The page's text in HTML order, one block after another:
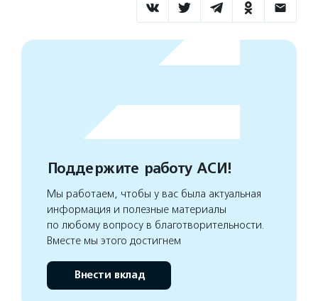
Поддержите работу АСИ!
Мы работаем, чтобы у вас была актуальная
информация и полезные материалы
по любому вопросу в благотворительности.
Вместе мы этого достигнем
Внести вклад